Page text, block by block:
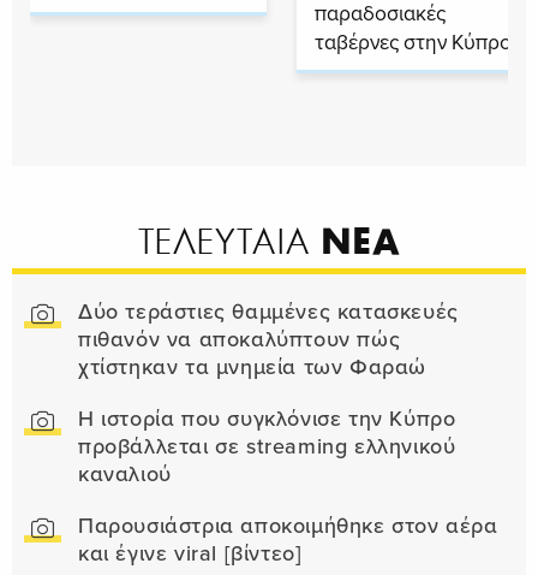
παραδοσιακές
ταβέρνες στην Κύπρο
ΤΕΛΕΥΤΑΙΑ ΝΕΑ
Δύο τεράστιες θαμμένες κατασκευές
πιθανόν να αποκαλύπτουν πώς
χτίστηκαν τα μνημεία των Φαραώ
Η ιστορία που συγκλόνισε την Κύπρο
προβάλλεται σε streaming ελληνικού
καναλιού
Παρουσιάστρια αποκοιμήθηκε στον αέρα
και έγινε viral [βίντεο]